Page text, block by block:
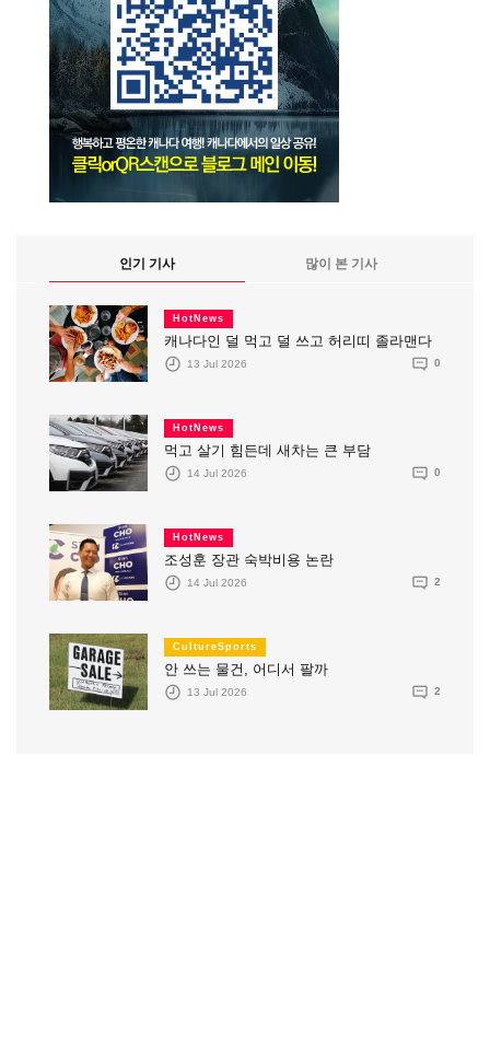
인기 기사 많이 본 기사
HotNews
캐나다인 덜 먹고 덜 쓰고 허리띠 졸라맨다
13 Jul 2026 0
HotNews
먹고 살기 힘든데 새차는 큰 부담
14 Jul 2026 0
HotNews
조성훈 장관 숙박비용 논란
14 Jul 2026 2
CultureSports
안 쓰는 물건, 어디서 팔까
13 Jul 2026 2